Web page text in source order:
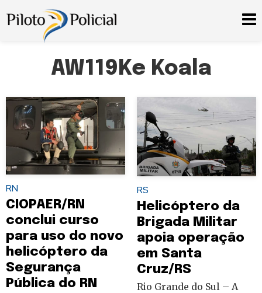
AW119Ke Koala
RN
CIOPAER/RN
conclui curso
para uso do novo
helicóptero da
Segurança
Pública do RN
RS
Helicóptero da
Brigada Militar
apoia operação
em Santa
Cruz/RS
Rio Grande do Sul – A